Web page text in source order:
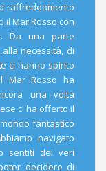
raffreddamento
il Mar Rosso con
Da una parte
necessità, di
ci hanno spinto
Mar Rosso ha
una volta
ci ha offerto il
fantastico
navigato
sentiti dei veri
decidere di